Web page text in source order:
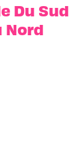
Du Sud
Nord